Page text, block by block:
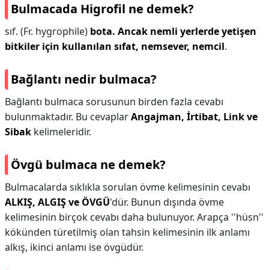
Bulmacada Higrofil ne demek?
sıf. (Fr. hygrophile) bota. Ancak nemli yerlerde yetişen
bitkiler için kullanılan sıfat, nemsever, nemcil.
Bağlantı nedir bulmaca?
Bağlantı bulmaca sorusunun birden fazla cevabı
bulunmaktadır. Bu cevaplarAngajman, İrtibat, Link ve
Sibak kelimeleridir.
Övgü bulmaca ne demek?
Bulmacalarda sıklıkla sorulan övme kelimesinin cevabı
ALKIŞ, ALGIŞ ve ÖVGÜ'dür. Bunun dışında övme
kelimesinin birçok cevabı daha bulunuyor. Arapça ''hüsn''
kökünden türetilmiş olan tahsin kelimesinin ilk anlamı
alkış, ikinci anlamı ise övgüdür.